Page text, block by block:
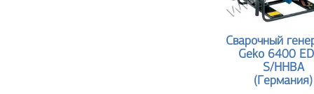
Сварочный
Geko 6400
S/HHBA
(Германия)